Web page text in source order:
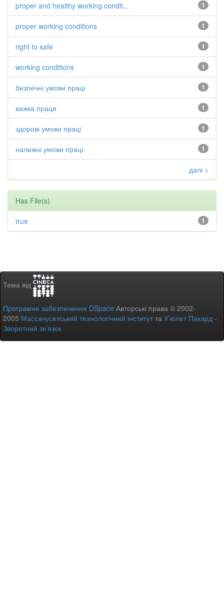
1
proper and healthy working condit...
1
proper working conditions
1
right to safe
1
working conditions
1
безпечні умови праці
1
важка праця
1
здорові умови праці
1
належні умови праці
далі >
Has File(s)
1
true
Тема від
Програмне забезпечення DSpace Авторські права © 2002-
2005 Массачусетський технологічний інститутта Х’юлет Пакард -
Зворотний зв’язок